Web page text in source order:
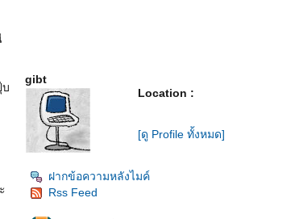
บ
gibt
Location :
[ดู Profile ทั้งหมด]
ฝากข้อความหลังไมค์
Rss Feed